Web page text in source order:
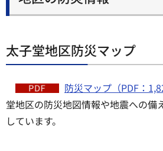
太子堂地区防災マップ
防災マップ（PDF：
堂地区の防災地図情報や地震への備
しています。